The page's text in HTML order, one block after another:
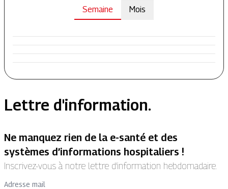
Semaine Mois
Lettre d'information.
Ne manquez rien de la e-santé et des
systèmes d’informations hospitaliers !
Inscrivez-vous à notre lettre d’information hebdomadaire.
Adresse mail